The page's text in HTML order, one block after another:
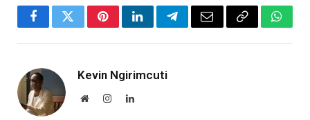
FacebookTwitterPinterestLinkedInTelegramEmail Copy
Kevin Ngirimcuti
WebsiteInstagramLinkedIn